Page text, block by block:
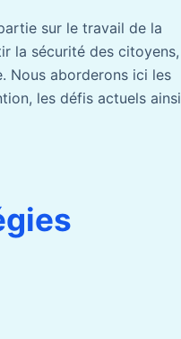
sur le travail de la
la sécurité des citoyens,
Nous aborderons ici les
les défis actuels ainsi